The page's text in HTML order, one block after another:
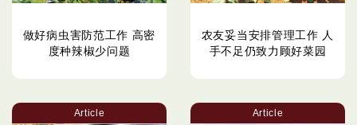
做好病虫害防范工作 高密
度种辣椒少问题
农友妥当安排管理工作 人
手不足仍致力顾好菜园
Article Article